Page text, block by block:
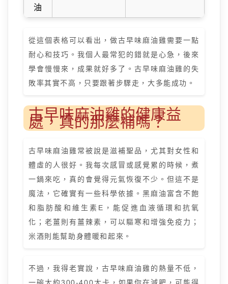
油
從這個表格可以看出，做古早味麻油雞需要一點
耐心和技巧。我個人最常犯的錯就是心急，後來
學會慢慢來，成果就好多了。古早味麻油雞的失
敗率其實不高，只要跟著步驟走，大多能成功。
古早味麻油雞的健康益
處，真的那麼補嗎？
古早味麻油雞常被說是滋補聖品，尤其對女性和
體虛的人很好。我每次感冒或感覺累的時候，煮
一鍋來吃，真的會覺得元氣恢復不少。但這不是
魔法，它確實有一些科學依據。黑麻油富含不飽
和脂肪酸和維生素E，能促進血液循環和抗氧
化；老薑則有薑辣素，可以驅寒和增強免疫力；
米酒則能幫助身體暖和起來。
不過，我得老實說，古早味麻油雞的熱量不低，